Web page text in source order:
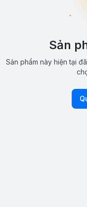
Sản
Sản phẩm này hiện tại